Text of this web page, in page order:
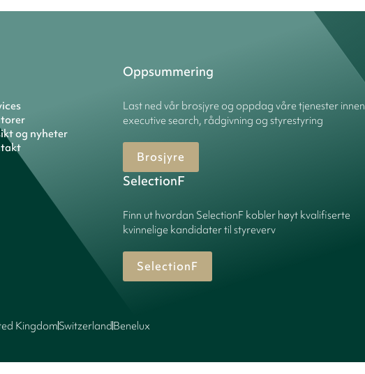
og nyheter
Oppsummering
Last ned vår brosjyre og oppdag våre tjenester innen
executive search, rådgivning og styrestyring
Brosjyre
SelectionF
Finn ut hvordan SelectionF kobler høyt kvalifiserte
kvinnelige kandidater til styreverv
SelectionF
KingdomSwitzerlandBenelux